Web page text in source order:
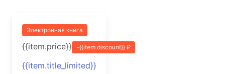
Электронная книга
{{item.price}} -{{item.discount}} ₽
{{item.title_limited}}